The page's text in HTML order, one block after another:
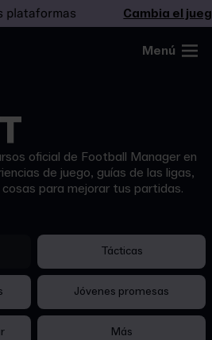
Cambia el juego
Menú
oficial de Football Manager en
de juego, guías de las ligas,
para mejorar tus partidas.
Tácticas
Jóvenes promesas
Más